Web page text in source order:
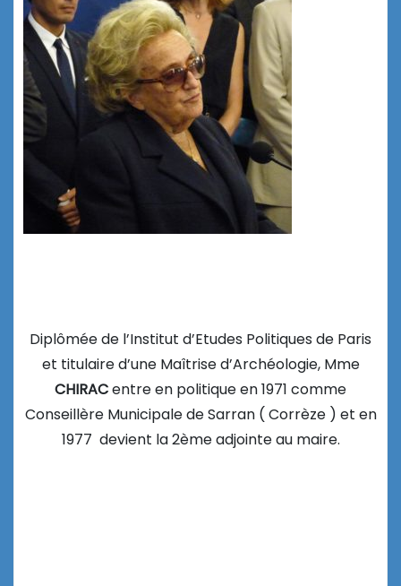
Diplômée de l’Institut d’Etudes Politiques de Paris
et titulaire d’une Maîtrise d’Archéologie, Mme
CHIRACentre en politique en 1971 comme
Conseillère Municipale de Sarran ( Corrèze ) et en
1977 devient la 2ème adjointe au maire.